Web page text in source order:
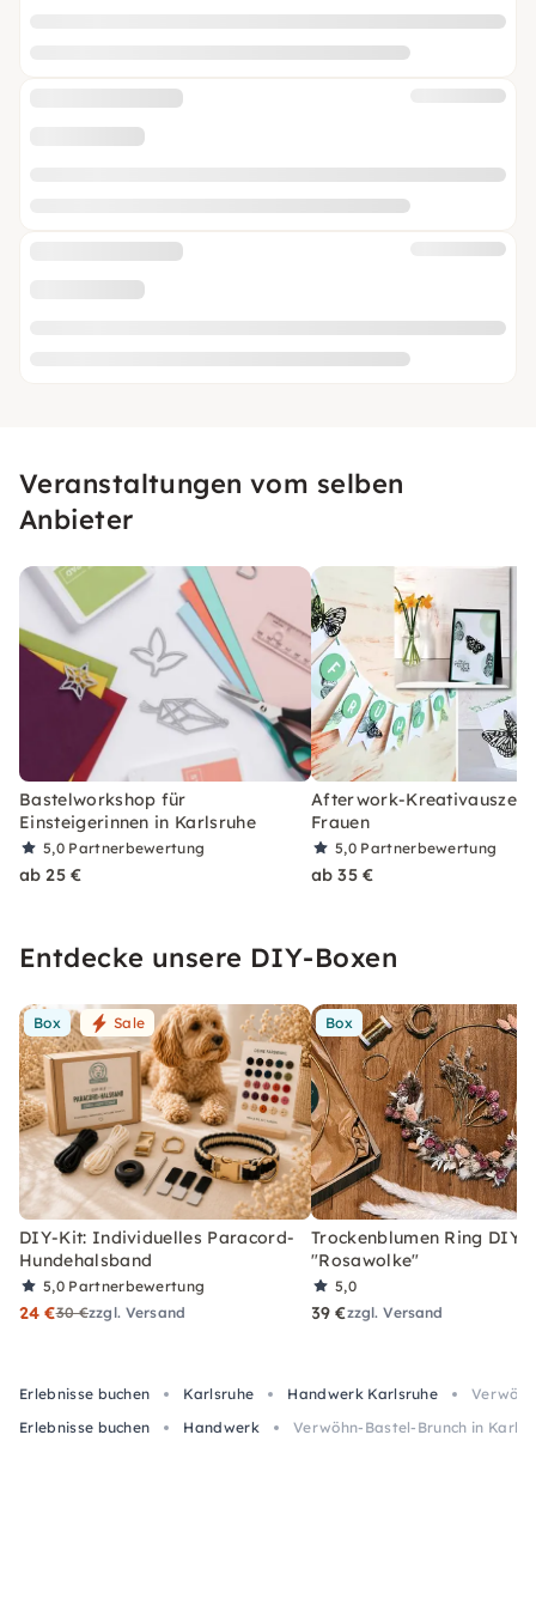
Veranstaltungen vom selben
Anbieter
Bastelworkshop für
Einsteigerinnen in Karlsruhe
5,0 Partnerbewertung
ab 25 €
Afterwork-Kreativauszeit
Frauen
5,0 Partnerbewertung
ab 35 €
Entdecke unsere DIY-Boxen
Box Sale
DIY-Kit: Individuelles Paracord-
Hundehalsband
5,0 Partnerbewertung
24 €30 €zzgl. Versand
Box
Trockenblumen Ring DIY-
"Rosawolke"
5,0
39 €zzgl. Versand
Erlebnisse buchen Karlsruhe Handwerk Karlsruhe
Erlebnisse buchen
Handwerk Verwöhn-Bastel-Brunch in